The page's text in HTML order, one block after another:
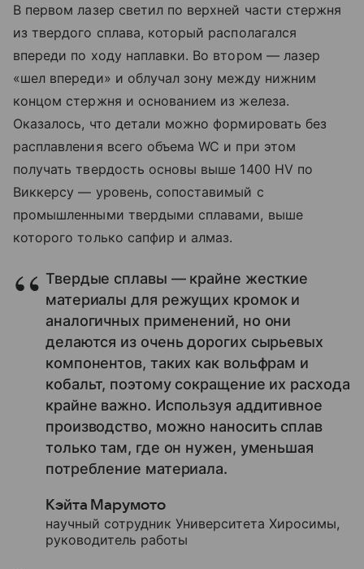
В первом лазер светил по верхней части стержня
из твердого сплава, который располагался
впереди по ходу наплавки. Во втором — лазер
«шел впереди» и облучал зону между нижним
концом стержня и основанием из железа.
Оказалось, что детали можно формировать без
расплавления всего объема WC и при этом
получать твердость основы выше 1400 HV по
Виккерсу — уровень, сопоставимый с
промышленными твердыми сплавами, выше
которого только сапфир и алмаз.
Твердые сплавы — крайне жесткие
материалы для режущих кромок и
аналогичных применений, но они
делают­ся из очень дорогих сырьевых
компонентов, таких как вольфрам и
кобальт, поэтому сокращение их расхода
крайне важно. Используя аддитивное
производство, можно наносить сплав
только там, где он нужен, уменьшая
потребление материала.
Кэйта Марумото
научный сотрудник Университета Хиросимы,
руководитель работы